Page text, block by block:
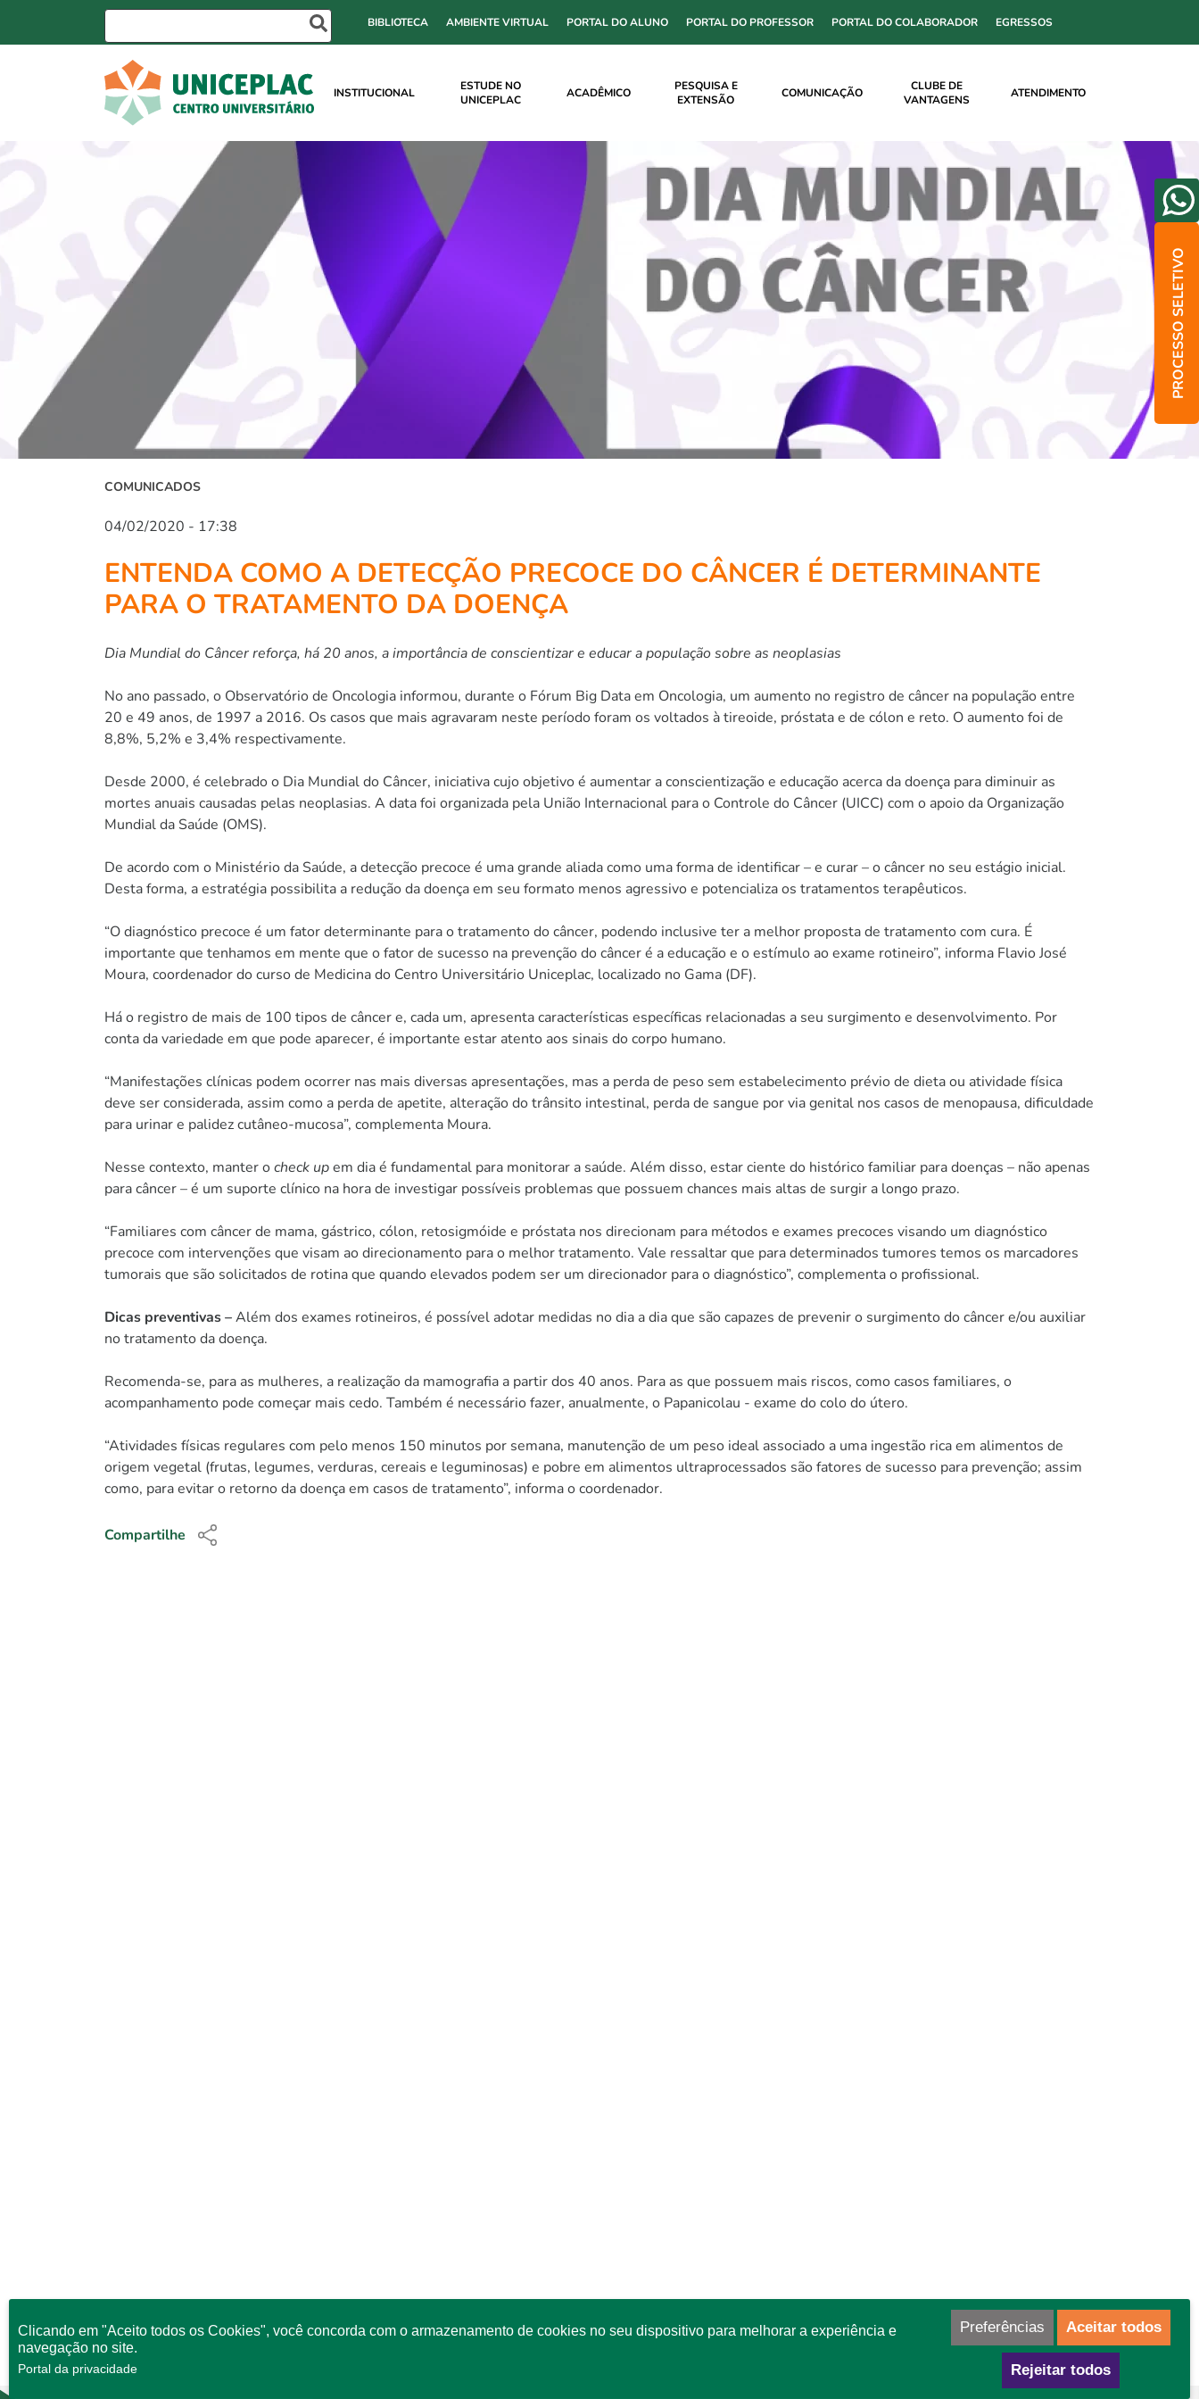
BIBLIOTECA AMBIENTE VIRTUAL PORTAL DO ALUNO PORTAL DO PROFESSOR PORTAL DO COLABORADOR EGRESSOS
INSTITUCIONAL
ESTUDE NO
UNICEPLAC
ACADÊMICO
PESQUISA E
EXTENSÃO
COMUNICAÇÃO
CLUBE DE
VANTAGENS
ATENDIMENTO
PROCESSO SELETIVO
COMUNICADOS
04/02/2020 - 17:38
ENTENDA COMO A DETECÇÃO PRECOCE DO CÂNCER É DETERMINANTE
PARA O TRATAMENTO DA DOENÇA
Dia Mundial do Câncer reforça, há 20 anos, a importância de conscientizar e educar a população sobre as neoplasias
No ano passado, o Observatório de Oncologia informou, durante o Fórum Big Data em Oncologia, um aumento no registro de câncer na população entre
20 e 49 anos, de 1997 a 2016. Os casos que mais agravaram neste período foram os voltados à tireoide, próstata e de cólon e reto. O aumento foi de
8,8%, 5,2% e 3,4% respectivamente.
Desde 2000, é celebrado o Dia Mundial do Câncer, iniciativa cujo objetivo é aumentar a conscientização e educação acerca da doença para diminuir as
mortes anuais causadas pelas neoplasias. A data foi organizada pela União Internacional para o Controle do Câncer (UICC) com o apoio da Organização
Mundial da Saúde (OMS).
De acordo com o Ministério da Saúde, a detecção precoce é uma grande aliada como uma forma de identificar – e curar – o câncer no seu estágio inicial.
Desta forma, a estratégia possibilita a redução da doença em seu formato menos agressivo e potencializa os tratamentos terapêuticos.
“O diagnóstico precoce é um fator determinante para o tratamento do câncer, podendo inclusive ter a melhor proposta de tratamento com cura. É
importante que tenhamos em mente que o fator de sucesso na prevenção do câncer é a educação e o estímulo ao exame rotineiro”, informa Flavio José
Moura, coordenador do curso de Medicina do Centro Universitário Uniceplac, localizado no Gama (DF).
Há o registro de mais de 100 tipos de câncer e, cada um, apresenta características específicas relacionadas a seu surgimento e desenvolvimento. Por
conta da variedade em que pode aparecer, é importante estar atento aos sinais do corpo humano.
“Manifestações clínicas podem ocorrer nas mais diversas apresentações, mas a perda de peso sem estabelecimento prévio de dieta ou atividade física
deve ser considerada, assim como a perda de apetite, alteração do trânsito intestinal, perda de sangue por via genital nos casos de menopausa, dificuldade
para urinar e palidez cutâneo-mucosa”, complementa Moura.
Nesse contexto, manter ocheck upem dia é fundamental para monitorar a saúde. Além disso, estar ciente do histórico familiar para doenças – não apenas
para câncer – é um suporte clínico na hora de investigar possíveis problemas que possuem chances mais altas de surgir a longo prazo.
“Familiares com câncer de mama, gástrico, cólon, retosigmóide e próstata nos direcionam para métodos e exames precoces visando um diagnóstico
precoce com intervenções que visam ao direcionamento para o melhor tratamento. Vale ressaltar que para determinados tumores temos os marcadores
tumorais que são solicitados de rotina que quando elevados podem ser um direcionador para o diagnóstico”, complementa o profissional.
Dicas preventivas –Além dos exames rotineiros, é possível adotar medidas no dia a dia que são capazes de prevenir o surgimento do câncer e/ou auxiliar
no tratamento da doença.
Recomenda-se, para as mulheres, a realização da mamografia a partir dos 40 anos. Para as que possuem mais riscos, como casos familiares, o
acompanhamento pode começar mais cedo. Também é necessário fazer, anualmente, o Papanicolau - exame do colo do útero.
“Atividades físicas regulares com pelo menos 150 minutos por semana, manutenção de um peso ideal associado a uma ingestão rica em alimentos de
origem vegetal (frutas, legumes, verduras, cereais e leguminosas) e pobre em alimentos ultraprocessados são fatores de sucesso para prevenção; assim
como, para evitar o retorno da doença em casos de tratamento”, informa o coordenador.
Compartilhe
Clicando em "Aceito todos os Cookies", você concorda com o armazenamento de cookies no seu dispositivo para melhorar a experiência e
navegação no site.
Portal da privacidade
Preferências Aceitar todos
Rejeitar todos